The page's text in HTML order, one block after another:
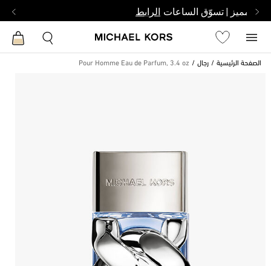
مميز | تسوّق الساعات الرابط
الصفحة الرئيسية رجال Pour Homme Eau de Parfum, 3.4 oz